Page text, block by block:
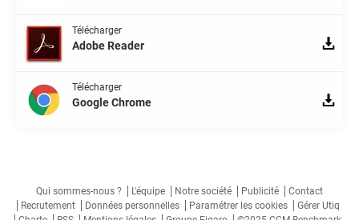
Télécharger
Adobe Reader
Télécharger
Google Chrome
Qui sommes-nous ? L'équipe Notre société Publicité
Contact
Recrutement
Données personnelles Paramétrer les cookies
Gérer Utiq